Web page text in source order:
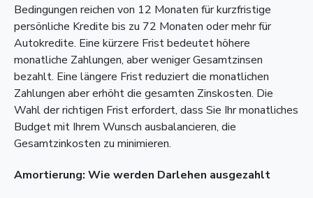
Bedingungen reichen von 12 Monaten für kurzfristige
persönliche Kredite bis zu 72 Monaten oder mehr für
Autokredite. Eine kürzere Frist bedeutet höhere
monatliche Zahlungen, aber weniger Gesamtzinsen
bezahlt. Eine längere Frist reduziert die monatlichen
Zahlungen aber erhöht die gesamten Zinskosten. Die
Wahl der richtigen Frist erfordert, dass Sie Ihr monatliches
Budget mit Ihrem Wunsch ausbalancieren, die
Gesamtzinkosten zu minimieren.
Amortierung: Wie werden Darlehen ausgezahlt